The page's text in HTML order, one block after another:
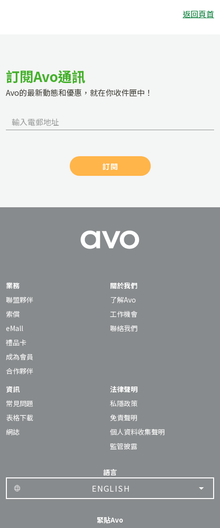
返回頁首
訂閱Avo通訊
Avo的最新動態和優惠，就在你收件匣中！
訂閱
業務
聯盟夥伴
索償
eMall
禮品卡
成為會員
合作夥伴
關於我們
了解Avo
工作機會
聯絡我們
資訊
常見問題
表格下載
網誌
法律聲明
私隱政策
免責聲明
個人資料收集聲明
監管披露
語言
ENGLISH
緊貼Avo